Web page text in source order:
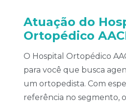
Atuação do
Ortopédico
O Hospital Ortopédico
para você que busca
um ortopedista. Com
referência no segmento,